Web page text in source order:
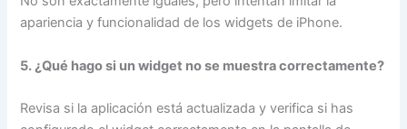
apariencia y funcionalidad de los widgets de iPhone.
5. ¿Qué hago si un widget no se muestra correctamente?
Revisa si la aplicación está actualizada y verifica si has